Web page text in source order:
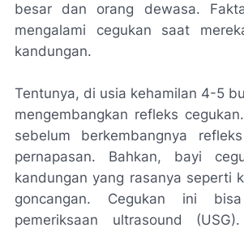
besar dan orang dewasa.
mengalami cegukan saat
kandungan.
Tentunya, di usia kehamilan 4-5
mengembangkan refleks
sebelum berkembangnya
pernapasan. Bahkan, bayi
kandungan yang rasanya seperti
goncangan. Cegukan ini
pemeriksaan ultrasound